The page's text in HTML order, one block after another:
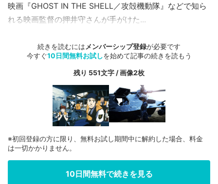
映画『GHOST IN THE SHELL／攻殻機動隊』などで知ら
れる映画監督の押井守さんが手がけた...
続きを読むには メンバーシップ登録が必要です
今すぐ10日間無料お試しを始めて記事の続きを読もう
残り 551文字 / 画像2枚
※初回登録の方に限り、無料お試し期間中に解約した場合、料金
は一切かかりません。
10日間無料で続きを見る